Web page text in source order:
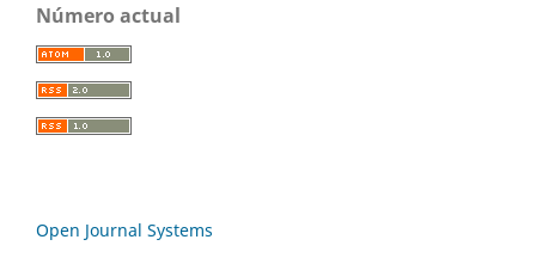
Número actual
Open Journal Systems